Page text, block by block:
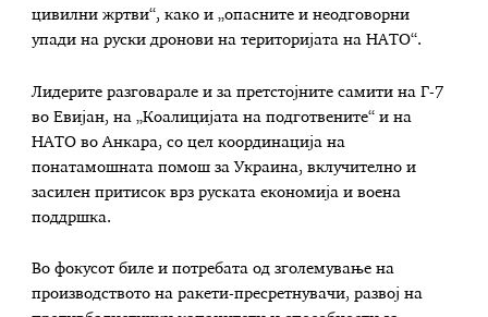
цивилни жртви“, како и „опасните и неодговорни
упади на руски дронови на територијата на НАТО“.
Лидерите разговарале и за претстојните самити на Г-7
во Евијан, на „Коалицијата на подготвените“ и на
НАТО во Анкара, со цел координација на
понатамошната помош за Украина, вклучително и
засилен притисок врз руската економија и воена
поддршка.
Во фокусот биле и потребата од зголемување на
производството на ракети-пресретнувачи, развој на